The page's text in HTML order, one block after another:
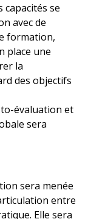
capacités se
avec de
formation,
place une
la
des objectifs
évaluation et
sera
sera menée
entre
Elle sera